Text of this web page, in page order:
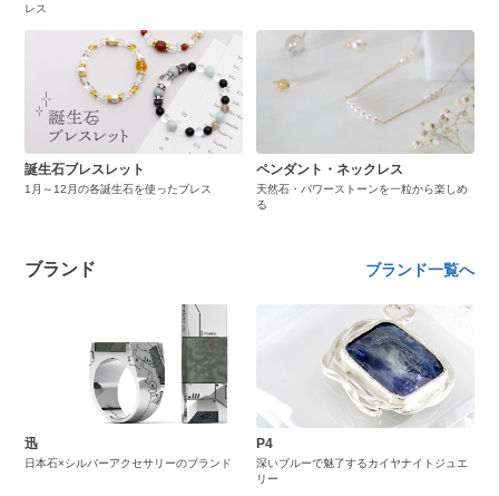
レス
誕生石ブレスレット
1月～12月の各誕生石を使ったブレス
ペンダント・ネックレス
天然石・パワーストーンを一粒から楽しめ
る
ブランド ブランド一覧へ
迅
日本石×シルバーアクセサリーのブランド
P4
深いブルーで魅了するカイヤナイトジュエ
リー